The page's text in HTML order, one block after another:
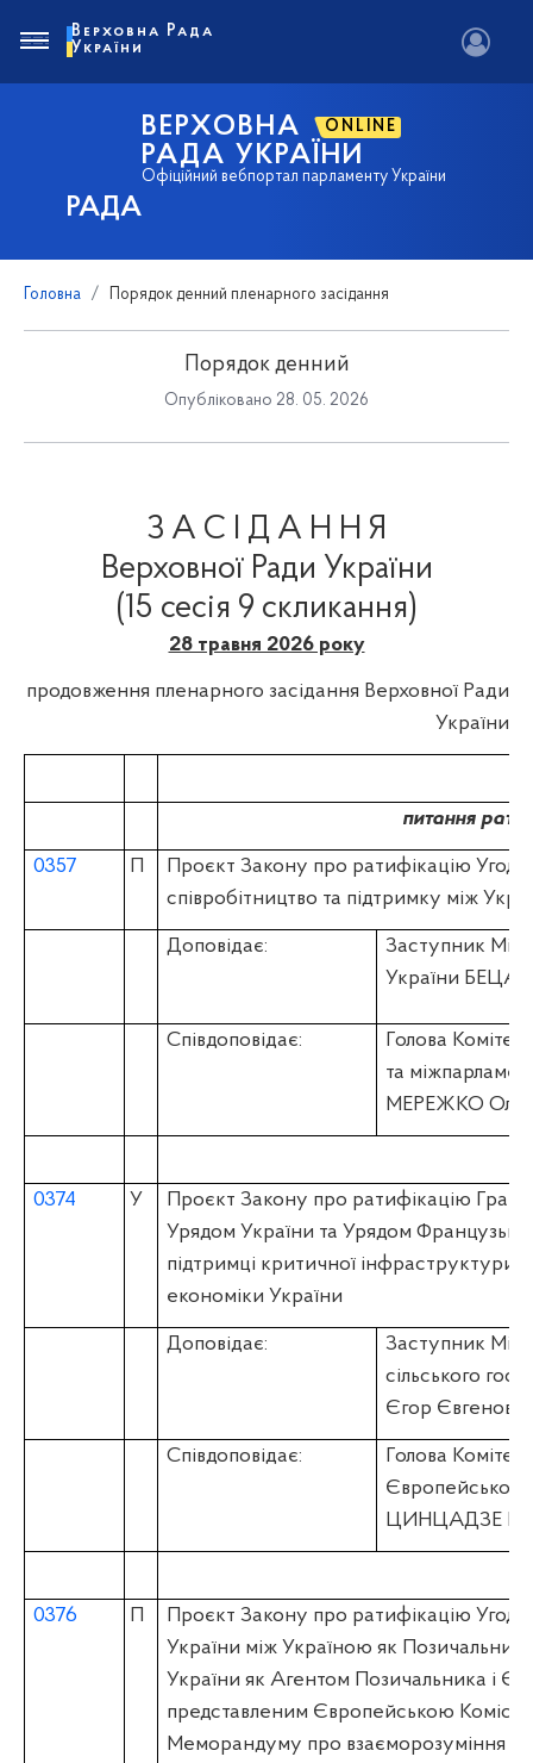
РАДА
ВЕРХОВНА ONLINE
РАДА УКРАЇНИ
Офіційний вебпортал парламенту України
Верховна Рада
України
Головна Порядок денний пленарного засідання
Порядок денний
Опубліковано 28. 05. 2026
З А С І Д А Н Н Я
Верховної Ради України
(15 сесія 9 скликання)
28 травня 2026 року
продовження пленарного засідання Верховної Ради
України
питання
0357 П
Проєкт Закону про ратифікацію
співробітництво та підтримку між
Доповідає:
Заступник
України БЕЦА
Співдоповідає:
Голова
та
МЕРЕЖКО
0374 У
Проєкт Закону про ратифікацію
Урядом України та Урядом
підтримці критичної інфраструктури
економіки України
Доповідає:
Заступник
сільського
Єгор
Співдоповідає:
Голова
ЦИНЦАДЗЕ
0376 П
Проєкт Закону про ратифікацію
України між Україною як
України як Агентом Позичальника і
представленим Європейською
Меморандуму про взаєморозуміння